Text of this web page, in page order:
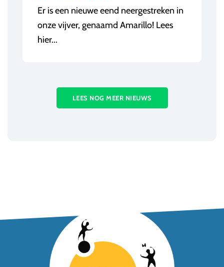
Er is een nieuwe eend neergestreken in
onze vijver, genaamd Amarillo! Lees
hier...
LEES NOG MEER NIEUWS